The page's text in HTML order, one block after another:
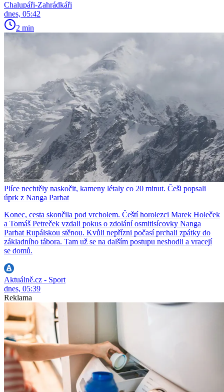
Chalupáři-Zahrádkáři
dnes, 05:42
2 min
Plíce nechtěly naskočit, kameny létaly co 20 minut. Češi popsali
úprk z Nanga Parbat
Konec, cesta skončila pod vrcholem. Čeští horolezci Marek Holeček
a Tomáš Petreček vzdali pokus o zdolání osmitisícovky Nanga
Parbat Rupálskou stěnou. Kvůli nepřízni počasí prchali zpátky do
základního tábora. Tam už se na dalším postupu neshodli a vracejí
se domů.
Aktuálně.cz - Sport
dnes, 05:39
Reklama